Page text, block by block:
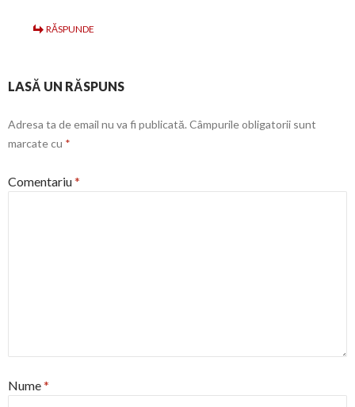
RĂSPUNDE
LASĂ UN RĂSPUNS
Adresa ta de email nu va fi publicată. Câmpurile obligatorii sunt
marcate cu *
Comentariu*
Nume*